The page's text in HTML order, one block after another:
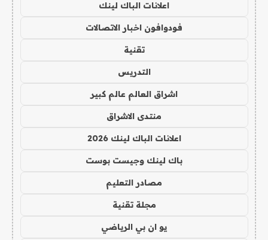
اعلانات الباك لينك
فودوافون اخبار الاتصالات
تقنية
التدريس
اشراق العالم عالم كبير
منتدى الاشراق
اعلانات الباك لينك 2026
باك لينك وجيست بوست
مصادر التعليم
مجلة تقنية
يو ان بي الرياضي